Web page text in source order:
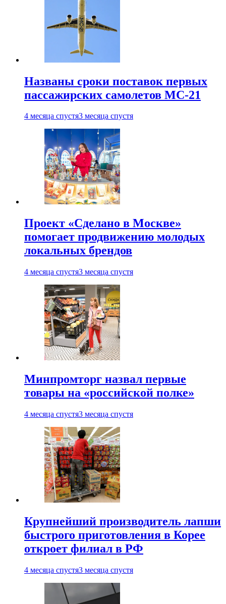
Названы сроки поставок первых
пассажирских самолетов МС-21
4 месяца спустя3 месяца спустя
Проект «Сделано в Москве»
помогает продвижению молодых
локальных брендов
4 месяца спустя3 месяца спустя
Минпромторг назвал первые
товары на «российской полке»
4 месяца спустя3 месяца спустя
Крупнейший производитель лапши
быстрого приготовления в Корее
откроет филиал в РФ
4 месяца спустя3 месяца спустя